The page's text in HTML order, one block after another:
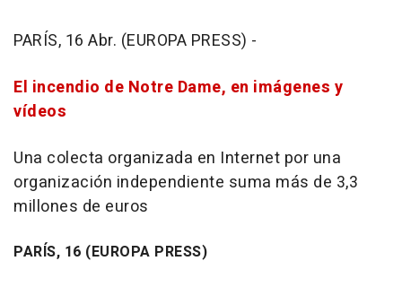
PARÍS, 16 Abr. (EUROPA PRESS) -
El incendio de Notre Dame, en imágenes y
vídeos
Una colecta organizada en Internet por una
organización independiente suma más de 3,3
millones de euros
PARÍS, 16 (EUROPA PRESS)